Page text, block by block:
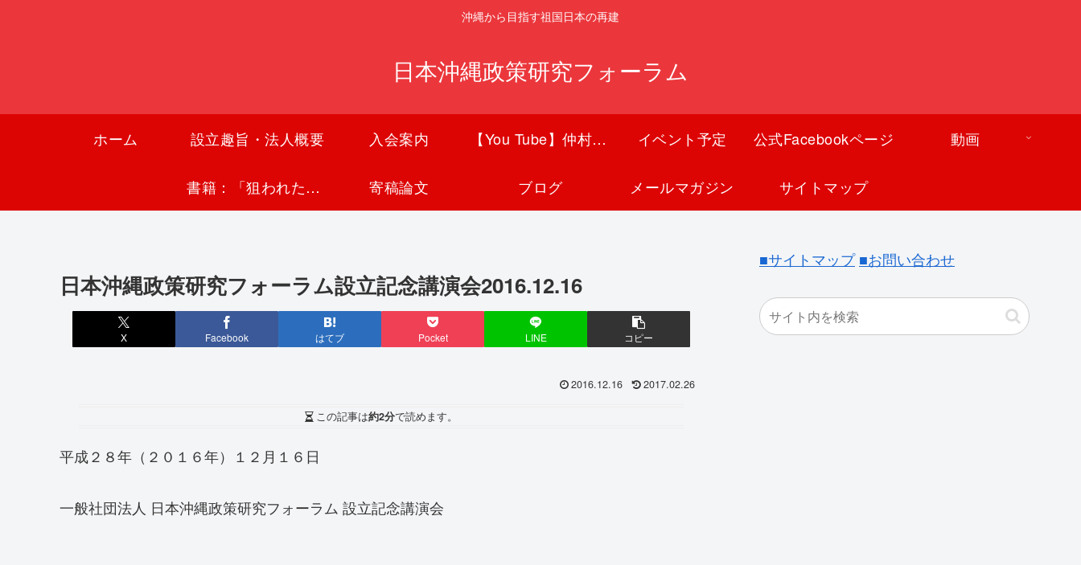
沖縄から目指す祖国日本の再建
日本沖縄政策研究フォーラム
ホーム 設立趣旨・法人概要 入会案内 【You Tube】仲村覚チャンネル イベント予定 公式Facebookページ 動画
書籍：「狙われた沖縄〜真実の沖縄史が日本を救う〜」 寄稿論文 ブログ メールマガジン サイトマップ
日本沖縄政策研究フォーラム設立記念講演会2016.12.16
X Facebook はてブ Pocket LINE コピー
2016.12.16 2017.02.26
この記事は約2分で読めます。
平成２８年（２０１６年）１２月１６日
一般社団法人 日本沖縄政策研究フォーラム 設立記念講演会
■サイトマップ ■お問い合わせ